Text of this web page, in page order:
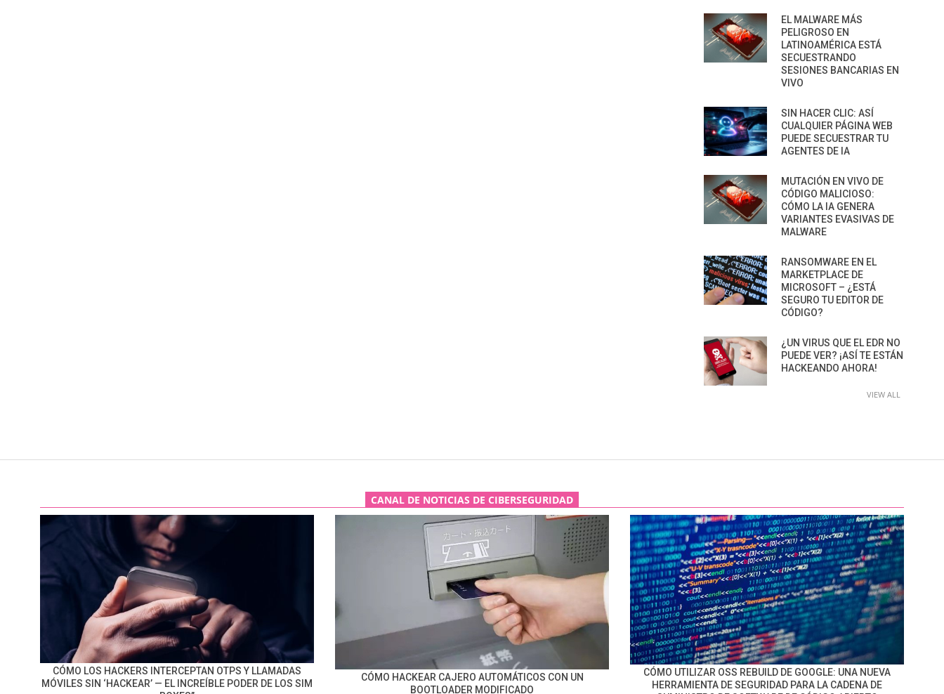
EL MALWARE MÁS
PELIGROSO EN
LATINOAMÉRICA ESTÁ
SECUESTRANDO
SESIONES BANCARIAS EN
VIVO
SIN HACER CLIC: ASÍ
CUALQUIER PÁGINA WEB
PUEDE SECUESTRAR TU
AGENTES DE IA
MUTACIÓN EN VIVO DE
CÓDIGO MALICIOSO:
CÓMO LA IA GENERA
VARIANTES EVASIVAS DE
MALWARE
RANSOMWARE EN EL
MARKETPLACE DE
MICROSOFT – ¿ESTÁ
SEGURO TU EDITOR DE
CÓDIGO?
¿UN VIRUS QUE EL EDR NO
PUEDE VER? ¡ASÍ TE ESTÁN
HACKEANDO AHORA!
VIEW ALL
CANAL DE NOTICIAS DE CIBERSEGURIDAD
CÓMO LOS HACKERS INTERCEPTAN OTPS Y LLAMADAS
MÓVILES SIN ‘HACKEAR’ — EL INCREÍBLE PODER DE LOS SIM
CÓMO HACKEAR CAJERO AUTOMÁTICOS CON UN
BOOTLOADER MODIFICADO
CÓMO UTILIZAR OSS REBUILD DE GOOGLE: UNA NUEVA
HERRAMIENTA DE SEGURIDAD PARA LA CADENA DE